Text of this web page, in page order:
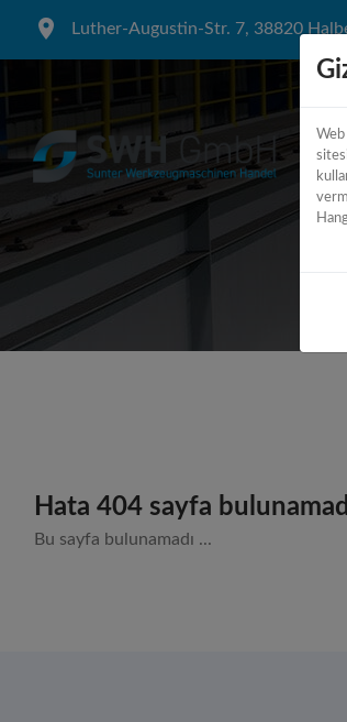
Luther-Augustin-Str. 7, 38820
Hata 404 sayfa
Bu sayfa bulunamadı ...
Web